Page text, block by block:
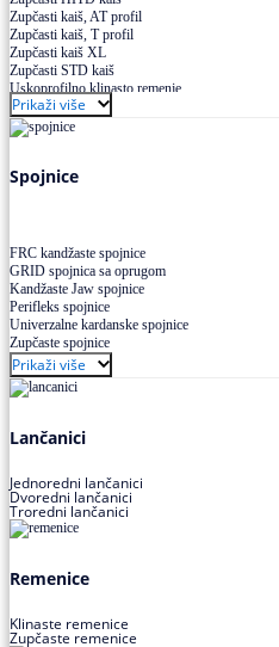
Zupčasti kaiš, AT profil
Zupčasti kaiš, T profil
Zupčasti kaiš XL
Zupčasti STD kaiš
Uskoprofilno klinasto remenje
Uskoprofilno klinasto remenje spojeno
Uskoprofilno klinasto remenje XP extra power
Višekanalno remenje PJ,PK
Prikaži više
Spojnice
FRC kandžaste spojnice
GRID spojnica sa oprugom
Kandžaste Jaw spojnice
Perifleks spojnice
Univerzalne kardanske spojnice
Zupčaste spojnice
Prikaži više
Lančanici
Jednoredni lančanici
Dvoredni lančanici
Troredni lančanici
Remenice
Klinaste remenice
Zupčaste remenice